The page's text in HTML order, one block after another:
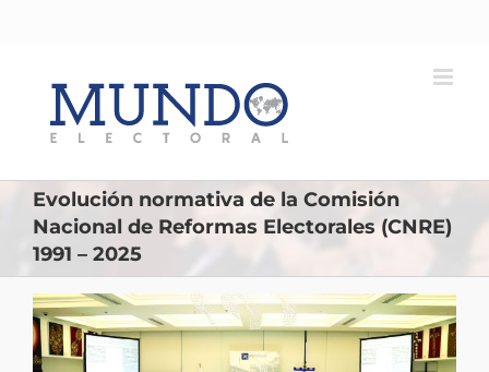
contenido
Evolución normativa de la Comisión
Nacional de Reformas Electorales (CNRE)
1991 – 2025
Ver
imagen
más